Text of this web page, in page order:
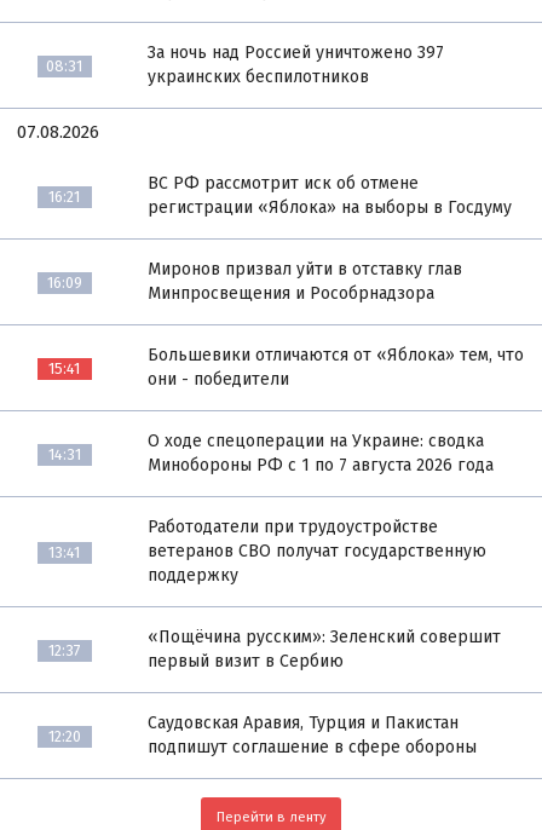
08:31
За ночь над Россией уничтожено 397
украинских беспилотников
07.08.2026
16:21
ВС РФ рассмотрит иск об отмене
регистрации «Яблока» на выборы в Госдуму
16:09
Миронов призвал уйти в отставку глав
Минпросвещения и Рособрнадзора
15:41
Большевики отличаются от «Яблока» тем, что
они - победители
14:31
О ходе спецоперации на Украине: сводка
Минобороны РФ с 1 по 7 августа 2026 года
13:41
Работодатели при трудоустройстве
ветеранов СВО получат государственную
поддержку
12:37
«Пощёчина русским»: Зеленский совершит
первый визит в Сербию
12:20
Саудовская Аравия, Турция и Пакистан
подпишут соглашение в сфере обороны
Перейти в ленту